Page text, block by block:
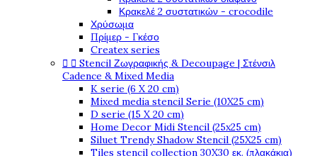
Κρακελέ 2 συστατικών - crocodile
Χρύσωμα
Πρίμερ - Γκέσο
Createx series
  Stencil Ζωγραφικής & Decoupage | Στένσιλ
Cadence & Mixed Media
K serie (6 X 20 cm)
Mixed media stencil Serie (10X25 cm)
D serie (15 X 20 cm)
Home Decor Midi Stencil (25x25 cm)
Siluet Trendy Shadow Stencil (25X25 cm)
Tiles stencil collection 30X30 εκ. (πλακάκια)